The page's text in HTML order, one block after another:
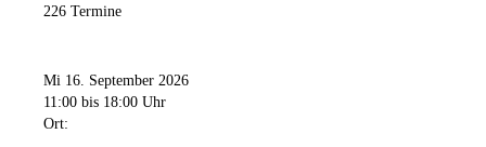
226 Termine
Mi 16. September 2026
11:00 bis 18:00 Uhr
Ort: